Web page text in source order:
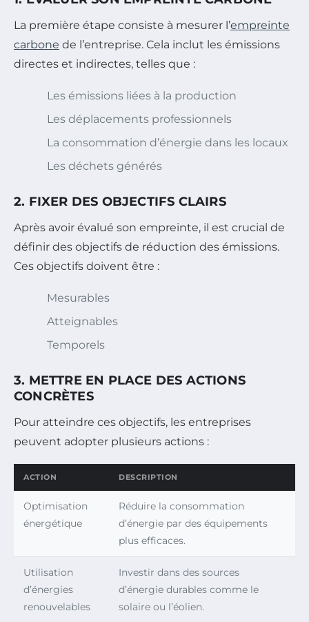
La première étape consiste à mesurer l’empreinte
carbone de l’entreprise. Cela inclut les émissions
directes et indirectes, telles que :
Les émissions liées à la production
Les déplacements professionnels
La consommation d’énergie dans les locaux
Les déchets générés
2. FIXER DES OBJECTIFS CLAIRS
Après avoir évalué son empreinte, il est crucial de
définir des objectifs de réduction des émissions.
Ces objectifs doivent être :
Mesurables
Atteignables
Temporels
3. METTRE EN PLACE DES ACTIONS
CONCRÈTES
Pour atteindre ces objectifs, les entreprises
peuvent adopter plusieurs actions :
ACTION DESCRIPTION
Optimisation
énergétique
Réduire la consommation
d’énergie par des équipements
plus efficaces.
Utilisation
d’énergies
renouvelables
Investir dans des sources
d’énergie durables comme le
solaire ou l’éolien.